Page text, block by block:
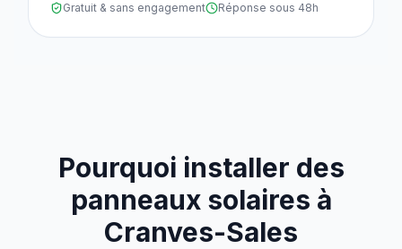
Gratuit & sans engagement Réponse sous 48h
Pourquoi installer des
panneaux solaires à
Cranves-Sales